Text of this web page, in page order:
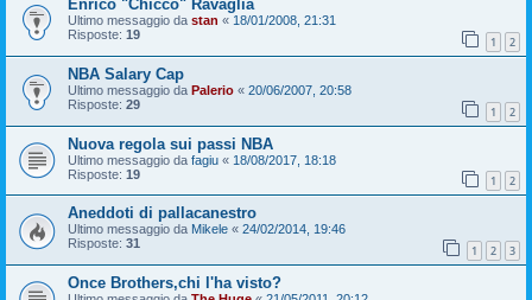
Enrico "Chicco" Ravaglia
Ultimo messaggio da stan « 18/01/2008, 21:31
Risposte: 19 1 2
NBA Salary Cap
Ultimo messaggio da Palerio « 20/06/2007, 20:58
Risposte: 29 1 2
Nuova regola sui passi NBA
Ultimo messaggio da fagiu « 18/08/2017, 18:18
Risposte: 19 1 2
Aneddoti di pallacanestro
Ultimo messaggio da Mikele « 24/02/2014, 19:46
Risposte: 31 1 2 3
Once Brothers,chi l'ha visto?